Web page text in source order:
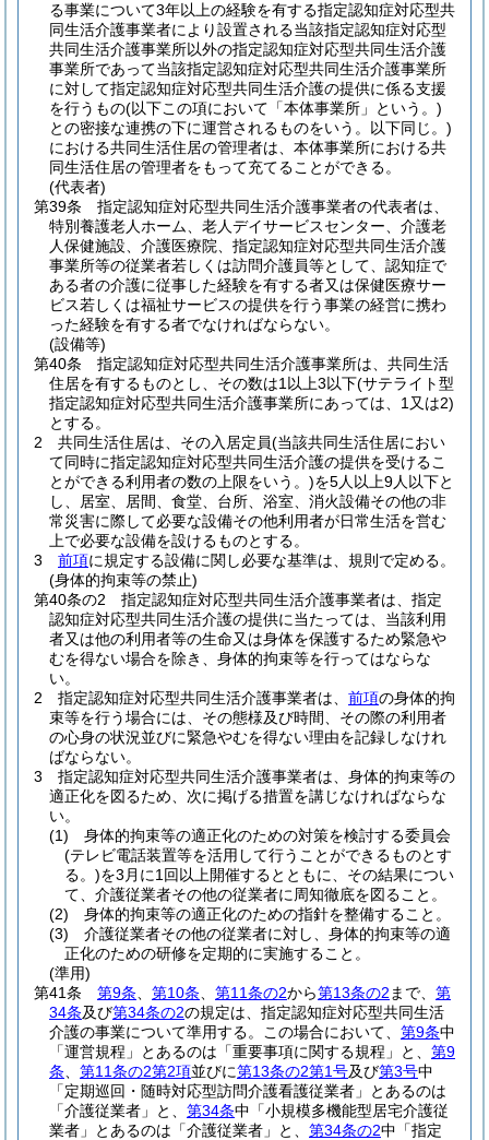
る事業について3年以上の経験を有する指定認知症対応型共
同生活介護事業者により設置される当該指定認知症対応型
共同生活介護事業所以外の指定認知症対応型共同生活介護
事業所であって当該指定認知症対応型共同生活介護事業所
に対して指定認知症対応型共同生活介護の提供に係る支援
を行うもの(以下この項において「本体事業所」という。)
との密接な連携の下に運営されるものをいう。以下同じ。)
における共同生活住居の管理者は、本体事業所における共
同生活住居の管理者をもって充てることができる。
(代表者)
第39条
指定認知症対応型共同生活介護事業者の代表者は、
特別養護老人ホーム、老人デイサービスセンター、介護老
人保健施設、介護医療院、指定認知症対応型共同生活介護
事業所等の従業者若しくは訪問介護員等として、認知症で
ある者の介護に従事した経験を有する者又は保健医療サー
ビス若しくは福祉サービスの提供を行う事業の経営に携わ
った経験を有する者でなければならない。
(設備等)
第40条
指定認知症対応型共同生活介護事業所は、共同生活
住居を有するものとし、その数は1以上3以下(サテライト型
指定認知症対応型共同生活介護事業所にあっては、1又は2)
とする。
2
共同生活住居は、その入居定員(当該共同生活住居におい
て同時に指定認知症対応型共同生活介護の提供を受けるこ
とができる利用者の数の上限をいう。)を5人以上9人以下と
し、居室、居間、食堂、台所、浴室、消火設備その他の非
常災害に際して必要な設備その他利用者が日常生活を営む
上で必要な設備を設けるものとする。
3
前項に規定する設備に関し必要な基準は、規則で定める。
(身体的拘束等の禁止)
第40条の2
指定認知症対応型共同生活介護事業者は、指定
認知症対応型共同生活介護の提供に当たっては、当該利用
者又は他の利用者等の生命又は身体を保護するため緊急や
むを得ない場合を除き、身体的拘束等を行ってはならな
い。
2
指定認知症対応型共同生活介護事業者は、 前項の身体的拘
束等を行う場合には、その態様及び時間、その際の利用者
の心身の状況並びに緊急やむを得ない理由を記録しなけれ
ばならない。
3
指定認知症対応型共同生活介護事業者は、身体的拘束等の
適正化を図るため、次に掲げる措置を講じなければならな
い。
(1)
身体的拘束等の適正化のための対策を検討する委員会
(テレビ電話装置等を活用して行うことができるものとす
る。)を3月に1回以上開催するとともに、その結果につい
て、介護従業者その他の従業者に周知徹底を図ること。
(2)
身体的拘束等の適正化のための指針を整備すること。
(3)
介護従業者その他の従業者に対し、身体的拘束等の適
正化のための研修を定期的に実施すること。
(準用)
第41条
第9条 第10条 第11条の2から第13条の2 まで、 第
34条及び第34条の2の規定は、指定認知症対応型共同生活
介護の事業について準用する。
この場合において、 第9条中
「運営規程」とあるのは「重要事項に関する規程」と、 第9
条
第11条の2第2項並びに第13条の2第1号及び第3号中
「定期巡回・随時対応型訪問介護看護従業者」とあるのは
「介護従業者」と、 第34条中「小規模多機能型居宅介護従
業者」とあるのは「介護従業者」と、 第34条の2中「指定